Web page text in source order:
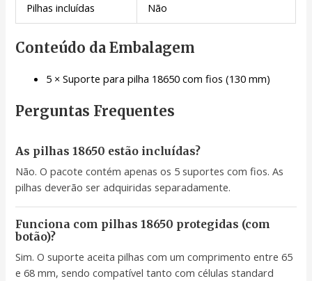
Pilhas incluídas Não
Conteúdo da Embalagem
5 × Suporte para pilha 18650 com fios (130 mm)
Perguntas Frequentes
As pilhas 18650 estão incluídas?
Não. O pacote contém apenas os 5 suportes com fios. As
pilhas deverão ser adquiridas separadamente.
Funciona com pilhas 18650 protegidas (com
botão)?
Sim. O suporte aceita pilhas com um comprimento entre 65
e 68 mm, sendo compatível tanto com células standard